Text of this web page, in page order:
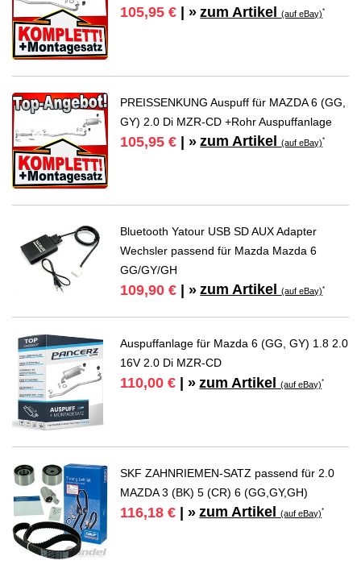
105,95 € | » zum Artikel(auf eBay)*
PREISSENKUNG Auspuff für MAZDA 6 (GG,
GY) 2.0 Di MZR-CD +Rohr Auspuffanlage
105,95 € | » zum Artikel(auf eBay)*
Bluetooth Yatour USB SD AUX Adapter
Wechsler passend für Mazda Mazda 6
GG/GY/GH
109,90 € | » zum Artikel(auf eBay)*
Auspuffanlage für Mazda 6 (GG, GY) 1.8 2.0
16V 2.0 Di MZR-CD
110,00 € | » zum Artikel(auf eBay)*
SKF ZAHNRIEMEN-SATZ passend für 2.0
MAZDA 3 (BK) 5 (CR) 6 (GG,GY,GH)
116,18 € | » zum Artikel(auf eBay)*